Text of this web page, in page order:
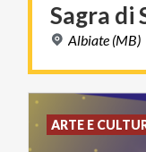
Sagra di
Albiate (MB)
ARTE E